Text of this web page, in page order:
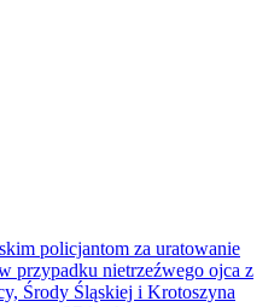
policjantom za uratowanie
przypadku nietrzeźwego ojca z
Środy Śląskiej i Krotoszyna